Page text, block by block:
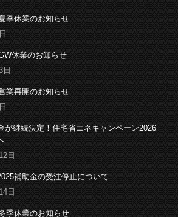
季休業のお知らせ
休業のお知らせ
日
業再開のお知らせ
が継続決定！住宅省エネキャンペーン2026
日
補助金の受注停止について
日
季休業のお知らせ